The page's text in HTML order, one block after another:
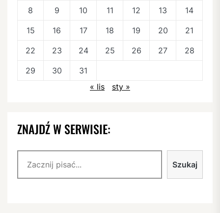
8 9 10 11 12 13 14
15 16 17 18 19 20 21
22 23 24 25 26 27 28
29 30
31
« lis
sty »
ZNAJDŹ W SERWISIE:
Szukaj